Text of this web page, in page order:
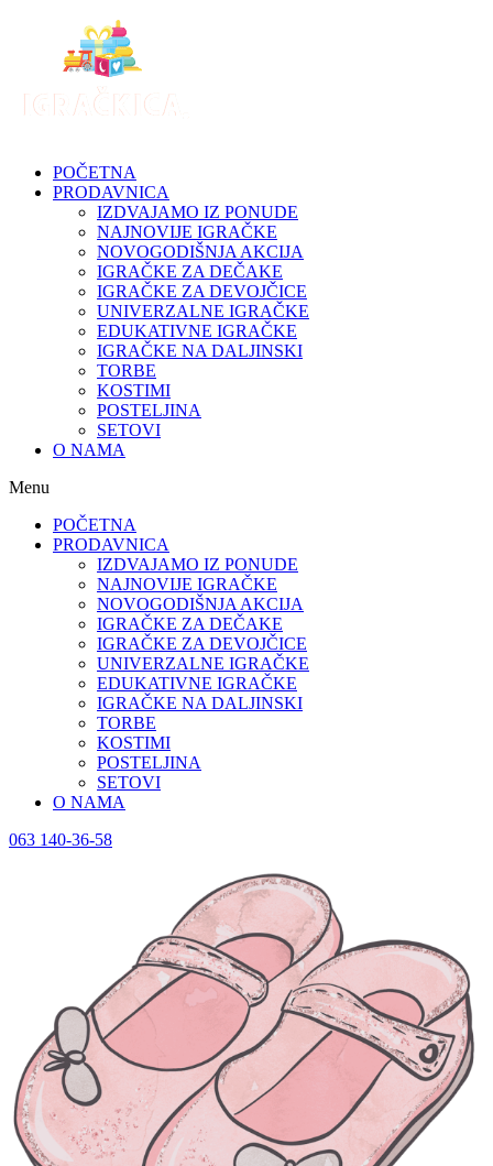
POČETNA
PRODAVNICA
IZDVAJAMO IZ PONUDE
NAJNOVIJE IGRAČKE
NOVOGODIŠNJA AKCIJA
IGRAČKE ZA DEČAKE
IGRAČKE ZA DEVOJČICE
UNIVERZALNE IGRAČKE
EDUKATIVNE IGRAČKE
IGRAČKE NA DALJINSKI
TORBE
KOSTIMI
POSTELJINA
SETOVI
O NAMA
Menu
POČETNA
PRODAVNICA
IZDVAJAMO IZ PONUDE
NAJNOVIJE IGRAČKE
NOVOGODIŠNJA AKCIJA
IGRAČKE ZA DEČAKE
IGRAČKE ZA DEVOJČICE
UNIVERZALNE IGRAČKE
EDUKATIVNE IGRAČKE
IGRAČKE NA DALJINSKI
TORBE
KOSTIMI
POSTELJINA
SETOVI
O NAMA
063 140-36-58